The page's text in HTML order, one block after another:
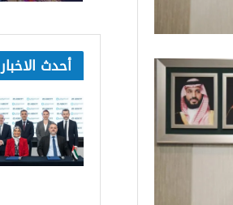
أحدث الاخبار